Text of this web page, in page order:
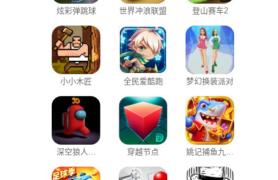
炫彩弹跳球 世界冲浪联盟 登山赛车2
小小木匠 全民爱酷跑 梦幻换装派对
深空狼人杀
3D
穿越节点
姚记捕鱼九游
版本